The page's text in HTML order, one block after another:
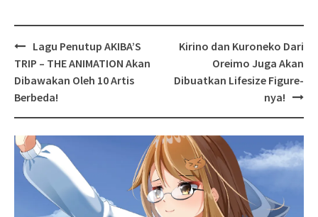
Post
navigation
Lagu Penutup AKIBA’S
TRIP – THE ANIMATION Akan
Dibawakan Oleh 10 Artis
Berbeda!
Kirino dan Kuroneko Dari
Oreimo Juga Akan
Dibuatkan Lifesize Figure-
nya!